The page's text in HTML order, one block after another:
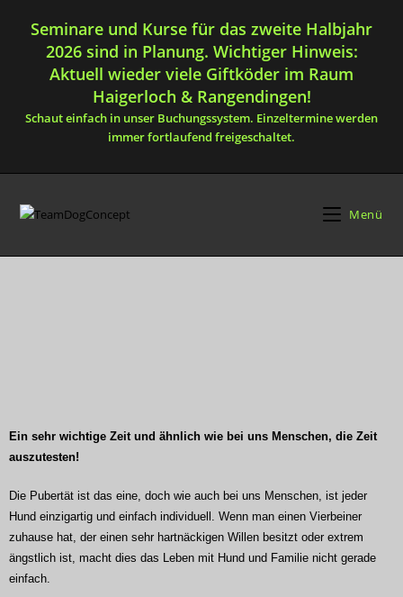
Seminare und Kurse für das zweite Halbjahr
2026 sind in Planung. Wichtiger Hinweis:
Aktuell wieder viele Giftköder im Raum
Haigerloch & Rangendingen!
Schaut einfach in unser Buchungssystem. Einzeltermine werden
immer fortlaufend freigeschaltet.
Menü
Ein sehr wichtige Zeit und ähnlich wie bei uns Menschen, die Zeit
auszutesten!
Die Pubertät ist das eine, doch wie auch bei uns Menschen, ist jeder
Hund einzigartig und einfach individuell. Wenn man einen Vierbeiner
zuhause hat, der einen sehr hartnäckigen Willen besitzt oder extrem
ängstlich ist, macht dies das Leben mit Hund und Familie nicht gerade
einfach.